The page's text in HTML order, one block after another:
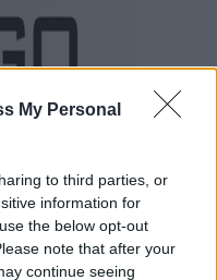
My Personal
to third parties, or
information for
the below opt-out
note that after your
continue seeing